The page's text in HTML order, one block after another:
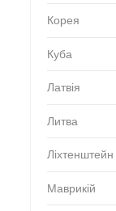
Корея
Куба
Латвія
Литва
Ліхтенштейн
Маврикій